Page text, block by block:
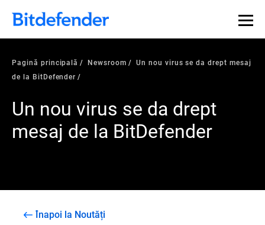
Pagină principală Newsroom
Un nou virus se da drept mesaj
de la BitDefender
Un nou virus se da drept
mesaj de la BitDefender
Înapoi la Noutăți